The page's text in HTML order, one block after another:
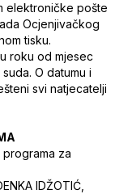
elektroničke pošte
Ocjenjivačkog
tisku.
roku od mjesec
O datumu i
svi natjecatelji
za
IDŽOTIĆ,